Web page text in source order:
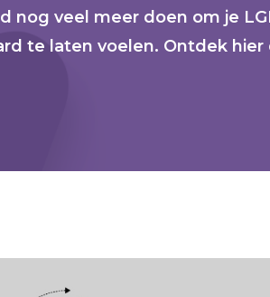
nog veel meer doen om je
te laten voelen. Ontdek hier